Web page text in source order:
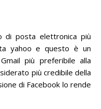
di posta elettronica più
yahoo e questo è un
più preferibile alla
più credibile della
di Facebook lo rende